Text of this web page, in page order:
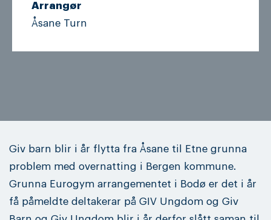
Arrangør
Åsane Turn
Giv barn blir i år flytta fra Åsane til Etne grunna
problem med overnatting i Bergen kommune.
Grunna Eurogym arrangementet i Bodø er det i år
få påmeldte deltakerar på GIV Ungdom og Giv